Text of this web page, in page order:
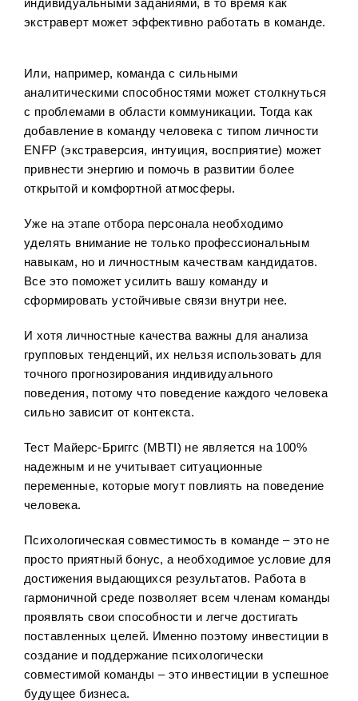
индивидуальными заданиями, в то время как
экстраверт может эффективно работать в команде.
Или, например, команда с сильными
аналитическими способностями может столкнуться
с проблемами в области коммуникации. Тогда как
добавление в команду человека с типом личности
ENFP (экстраверсия, интуиция, восприятие) может
привнести энергию и помочь в развитии более
открытой и комфортной атмосферы.
Уже на этапе отбора персонала необходимо
уделять внимание не только профессиональным
навыкам, но и личностным качествам кандидатов.
Все это поможет усилить вашу команду и
сформировать устойчивые связи внутри нее.
И хотя личностные качества важны для анализа
групповых тенденций, их нельзя использовать для
точного прогнозирования индивидуального
поведения, потому что поведение каждого человека
сильно зависит от контекста.
Тест Майерс-Бриггс (MBTI) не является на 100%
надежным и не учитывает ситуационные
переменные, которые могут повлиять на поведение
человека.
Психологическая совместимость в команде – это не
просто приятный бонус, а необходимое условие для
достижения выдающихся результатов. Работа в
гармоничной среде позволяет всем членам команды
проявлять свои способности и легче достигать
поставленных целей. Именно поэтому инвестиции в
создание и поддержание психологически
совместимой команды – это инвестиции в успешное
будущее бизнеса.